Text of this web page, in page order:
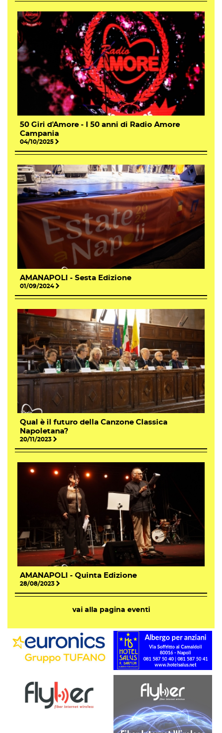
50 Giri d'Amore - I 50 anni di Radio Amore
Campania
04/10/2025
AMANAPOLI - Sesta Edizione
01/09/2024
Qual è il futuro della Canzone Classica
Napoletana?
20/11/2023
AMANAPOLI - Quinta Edizione
28/08/2023
vai alla pagina eventi